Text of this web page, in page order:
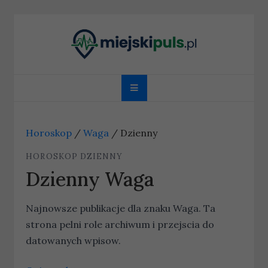
miejskipuls.pl
Horoskop /Waga / Dzienny
HOROSKOP DZIENNY
Dzienny Waga
Najnowsze publikacje dla znaku Waga. Ta
strona pelni role archiwum i przejscia do
datowanych wpisow.